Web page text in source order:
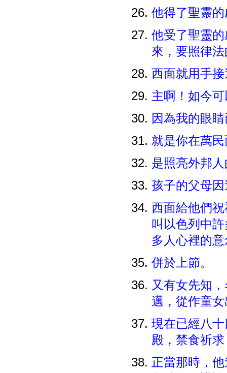
他得了聖靈
他受了聖靈
來，要照律
西面就用手
主啊！如今
因為我的眼
就是你在萬
是照亮外邦
孩子的父母
西面給他們
叫以色列中
多人心裡的
併於上節。
又有女先知
邁，從作童
現在已經八
殿，禁食祈
正當那時，